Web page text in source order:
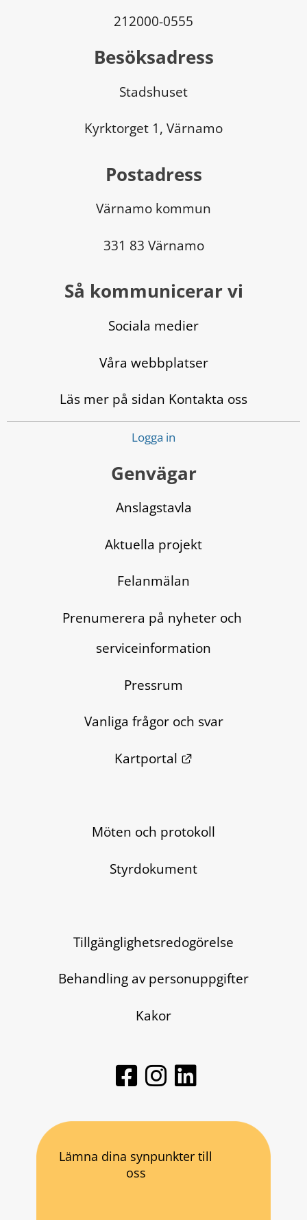
212000-0555
Besöksadress
Stadshuset
Kyrktorget 1, Värnamo
Postadress
Värnamo kommun
331 83 Värnamo
Så kommunicerar vi
Sociala medier
Våra webbplatser
Läs mer på sidan Kontakta oss
Logga in
Genvägar
Anslagstavla
Aktuella projekt
Felanmälan
Prenumerera på nyheter och
serviceinformation
Pressrum
Vanliga frågor och svar
Kartportal
Länk till annan
Möten och protokoll
Styrdokument
Tillgänglighetsredogörelse
Behandling av personuppgifter
Kakor
Lämna dina synpunkter till
oss